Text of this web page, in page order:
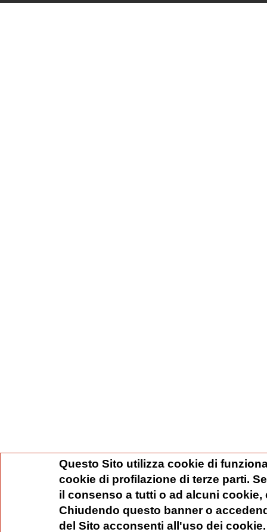
Questo Sito utilizza cookie di
cookie di profilazione di terze parti.
il consenso a tutti o ad alcuni
Chiudendo questo banner o
del Sito acconsenti all'uso dei cookie.